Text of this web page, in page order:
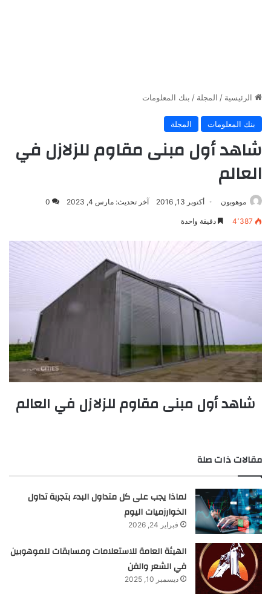
الرئيسية / المجلة / بنك المعلومات
بنك المعلومات المجلة
شاهد أول مبنى مقاوم للزلازل في
العالم
موهوبون أكتوبر 13, 2016 آخر تحديث: مارس 4, 2023 0
4٬387 دقيقة واحدة
شاهد أول مبنى مقاوم للزلازل في العالم
مقالات ذات صلة
لماذا يجب على كل متداول البدء بتجربة تداول
الخوارزميات اليوم
فبراير 24, 2026
الهيئة العامة للاستعلامات ومسابقات للموهوبين
في الشعر والفن
ديسمبر 10, 2025